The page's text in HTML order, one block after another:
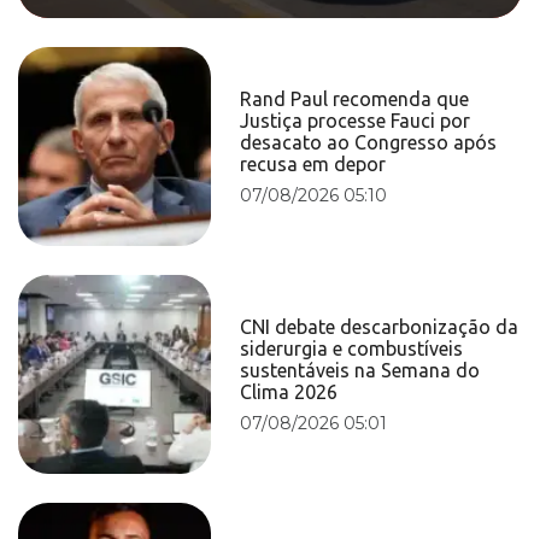
Rand Paul recomenda que
Justiça processe Fauci por
desacato ao Congresso após
recusa em depor
07/08/2026 05:10
CNI debate descarbonização da
siderurgia e combustíveis
sustentáveis na Semana do
Clima 2026
07/08/2026 05:01